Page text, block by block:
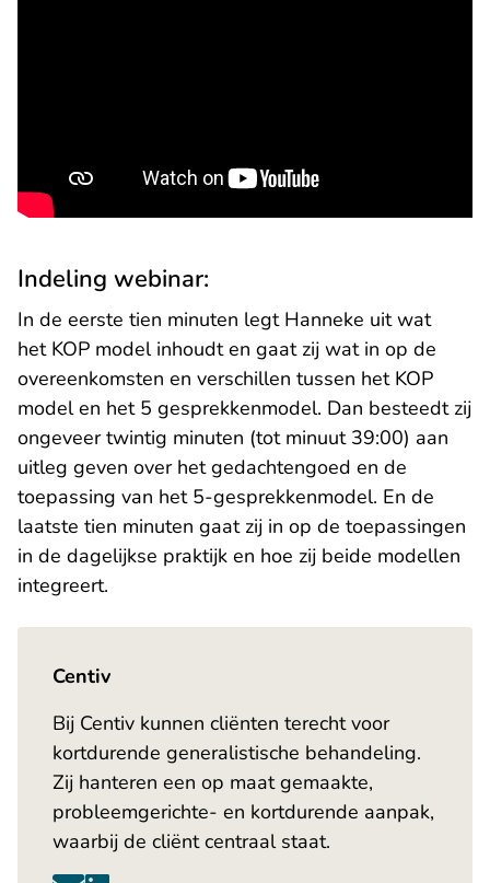
Indeling webinar:
In de eerste tien minuten legt Hanneke uit wat
het KOP model inhoudt en gaat zij wat in op de
overeenkomsten en verschillen tussen het KOP
model en het 5 gesprekkenmodel. Dan besteedt zij
ongeveer twintig minuten (tot minuut 39:00) aan
uitleg geven over het gedachtengoed en de
toepassing van het 5-gesprekkenmodel. En de
laatste tien minuten gaat zij in op de toepassingen
in de dagelijkse praktijk en hoe zij beide modellen
integreert.
Centiv
Bij Centiv kunnen cliënten terecht voor
kortdurende generalistische behandeling.
Zij hanteren een op maat gemaakte,
probleemgerichte- en kortdurende aanpak,
waarbij de cliënt centraal staat.